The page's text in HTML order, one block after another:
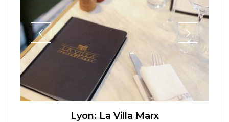
Lyon: La Villa Marx